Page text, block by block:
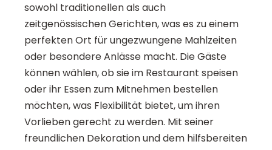
sowohl traditionellen als auch
zeitgenössischen Gerichten, was es zu einem
perfekten Ort für ungezwungene Mahlzeiten
oder besondere Anlässe macht. Die Gäste
können wählen, ob sie im Restaurant speisen
oder ihr Essen zum Mitnehmen bestellen
möchten, was Flexibilität bietet, um ihren
Vorlieben gerecht zu werden. Mit seiner
freundlichen Dekoration und dem hilfsbereiten